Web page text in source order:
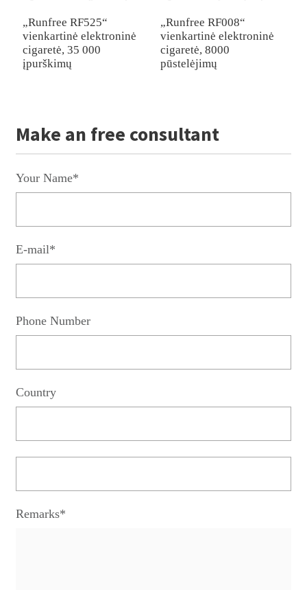
„Runfree RF525“
vienkartinė elektroninė
cigaretė, 35 000
įpurškimų
„Runfree RF008“
vienkartinė elektroninė
cigaretė, 8000
pūstelėjimų
Make an free consultant
Your Name*
E-mail*
Phone Number
Country
Remarks*